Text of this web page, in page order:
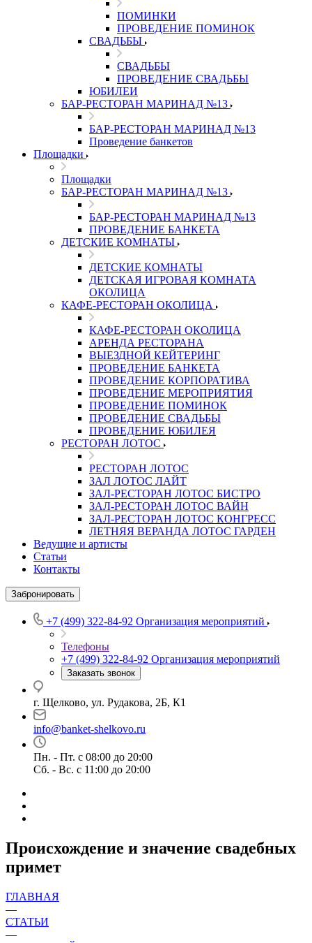
ПОМИНКИ
ПРОВЕДЕНИЕ ПОМИНОК
СВАДЬБЫ
СВАДЬБЫ
ПРОВЕДЕНИЕ СВАДЬБЫ
ЮБИЛЕИ
БАР-РЕСТОРАН МАРИНАД №13
БАР-РЕСТОРАН МАРИНАД №13
Проведение банкетов
Площадки
Площадки
БАР-РЕСТОРАН МАРИНАД №13
БАР-РЕСТОРАН МАРИНАД №13
ПРОВЕДЕНИЕ БАНКЕТА
ДЕТСКИЕ КОМНАТЫ
ДЕТСКИЕ КОМНАТЫ
ДЕТСКАЯ ИГРОВАЯ КОМНАТА
ОКОЛИЦА
КАФЕ-РЕСТОРАН ОКОЛИЦА
КАФЕ-РЕСТОРАН ОКОЛИЦА
АРЕНДА РЕСТОРАНА
ВЫЕЗДНОЙ КЕЙТЕРИНГ
ПРОВЕДЕНИЕ БАНКЕТА
ПРОВЕДЕНИЕ КОРПОРАТИВА
ПРОВЕДЕНИЕ МЕРОПРИЯТИЯ
ПРОВЕДЕНИЕ ПОМИНОК
ПРОВЕДЕНИЕ СВАДЬБЫ
ПРОВЕДЕНИЕ ЮБИЛЕЯ
РЕСТОРАН ЛОТОС
РЕСТОРАН ЛОТОС
ЗАЛ ЛОТОС ЛАЙТ
ЗАЛ-РЕСТОРАН ЛОТОС БИСТРО
ЗАЛ-РЕСТОРАН ЛОТОС ВАЙН
ЗАЛ-РЕСТОРАН ЛОТОС КОНГРЕСС
ЛЕТНЯЯ ВЕРАНДА ЛОТОС ГАРДЕН
Ведущие и артисты
Статьи
Контакты
Забронировать
+7 (499) 322-84-92 Организация мероприятий
Телефоны
+7 (499) 322-84-92 Организация мероприятий
Заказать звонок
г. Щелково, ул. Рудакова, 2Б, К1
info@banket-shelkovo.ru
Пн. - Пт. с 08:00 до 20:00
Сб. - Вс. с 11:00 до 20:00
Происхождение и значение свадебных
примет
ГЛАВНАЯ
—
СТАТЬИ
—